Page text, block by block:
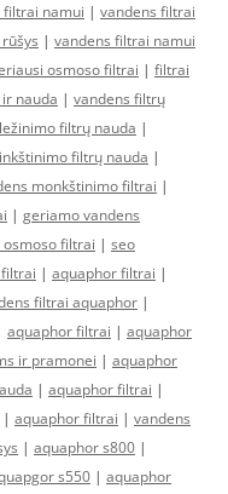
filtrai namui | vandens filtrai
| vandens filtrai namui
osmoso filtrai | filtrai
nauda | vandens filtrų
filtrų nauda |
filtrų nauda |
monkštinimo filtrai |
| geriamo vandens
filtrai | seo
| aquaphor filtrai |
filtrai aquaphor |
aquaphor filtrai | aquaphor
ir pramonei | aquaphor
| aquaphor filtrai |
| aquaphor filtrai | vandens
| aquaphor s800 |
s550 | aquaphor